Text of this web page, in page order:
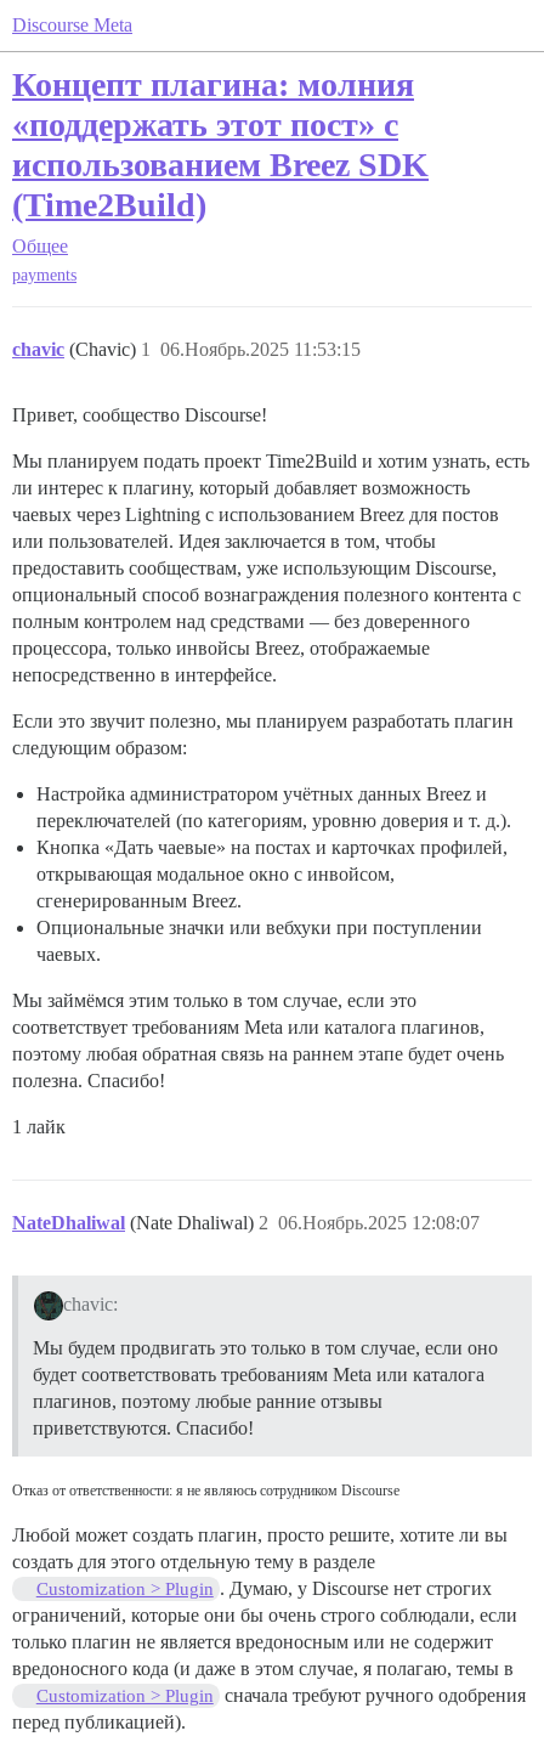
Discourse Meta
Концепт плагина: молния
«поддержать этот пост» с
использованием Breez SDK
(Time2Build)
Общее
payments
chavic (Chavic) 06.Ноябрь.2025 11:53:15
1
Привет, сообщество Discourse!
Мы планируем подать проект Time2Build и хотим узнать, есть
ли интерес к плагину, который добавляет возможность
чаевых через Lightning с использованием Breez для постов
или пользователей. Идея заключается в том, чтобы
предоставить сообществам, уже использующим Discourse,
опциональный способ вознаграждения полезного контента с
полным контролем над средствами — без доверенного
процессора, только инвойсы Breez, отображаемые
непосредственно в интерфейсе.
Если это звучит полезно, мы планируем разработать плагин
следующим образом:
Настройка администратором учётных данных Breez и
переключателей (по категориям, уровню доверия и т. д.).
Кнопка «Дать чаевые» на постах и карточках профилей,
открывающая модальное окно с инвойсом,
сгенерированным Breez.
Опциональные значки или вебхуки при поступлении
чаевых.
Мы займёмся этим только в том случае, если это
соответствует требованиям Meta или каталога плагинов,
поэтому любая обратная связь на раннем этапе будет очень
полезна. Спасибо!
1 лайк
NateDhaliwal (Nate Dhaliwal) 06.Ноябрь.2025 12:08:07
2
chavic:
Мы будем продвигать это только в том случае, если оно
будет соответствовать требованиям Meta или каталога
плагинов, поэтому любые ранние отзывы
приветствуются. Спасибо!
Отказ от ответственности: я не являюсь сотрудником Discourse
Любой может создать плагин, просто решите, хотите ли вы
создать для этого отдельную тему в разделе
Customization > Plugin . Думаю, у Discourse нет строгих
ограничений, которые они бы очень строго соблюдали, если
только плагин не является вредоносным или не содержит
вредоносного кода (и даже в этом случае, я полагаю, темы в
Customization > Plugin
сначала требуют ручного одобрения
перед публикацией).